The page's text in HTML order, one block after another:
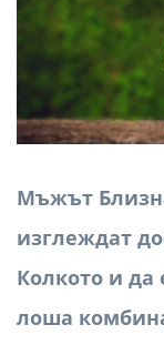
Мъжът
изглеждат
Колкото и да
лоша